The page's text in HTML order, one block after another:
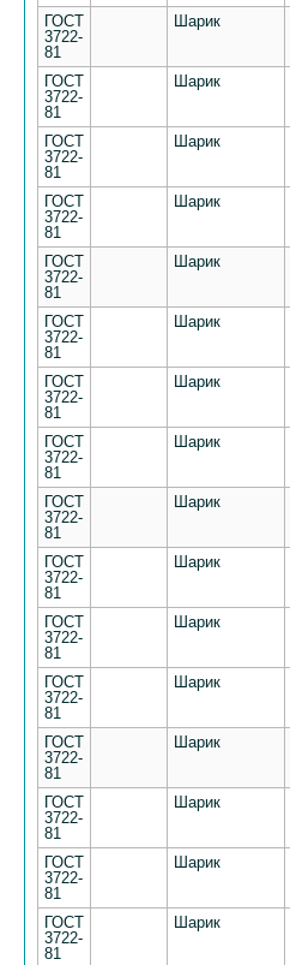
ГОСТ
3722-
81
Шарик
ГОСТ
3722-
81
Шарик
ГОСТ
3722-
81
Шарик
ГОСТ
3722-
81
Шарик
ГОСТ
3722-
81
Шарик
ГОСТ
3722-
81
Шарик
ГОСТ
3722-
81
Шарик
ГОСТ
3722-
81
Шарик
ГОСТ
3722-
81
Шарик
ГОСТ
3722-
81
Шарик
ГОСТ
3722-
81
Шарик
ГОСТ
3722-
81
Шарик
ГОСТ
3722-
81
Шарик
ГОСТ
3722-
81
Шарик
ГОСТ
3722-
81
Шарик
ГОСТ
3722-
81
Шарик